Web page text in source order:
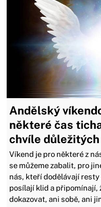
Andělský
některé čas
chvíle
Víkend je pro některé z
se můžeme zabalit, pro
nás, kteří dodělávají
posílají klid a připomínají,
dokazovat, ani sobě, ani